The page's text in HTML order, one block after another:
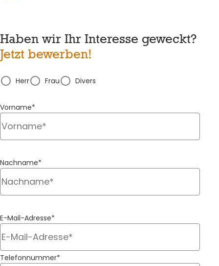
Haben wir Ihr Interesse geweckt?
Jetzt bewerben!
Herr Frau Divers
Vorname*
Nachname*
E-Mail-Adresse*
Telefonnummer*